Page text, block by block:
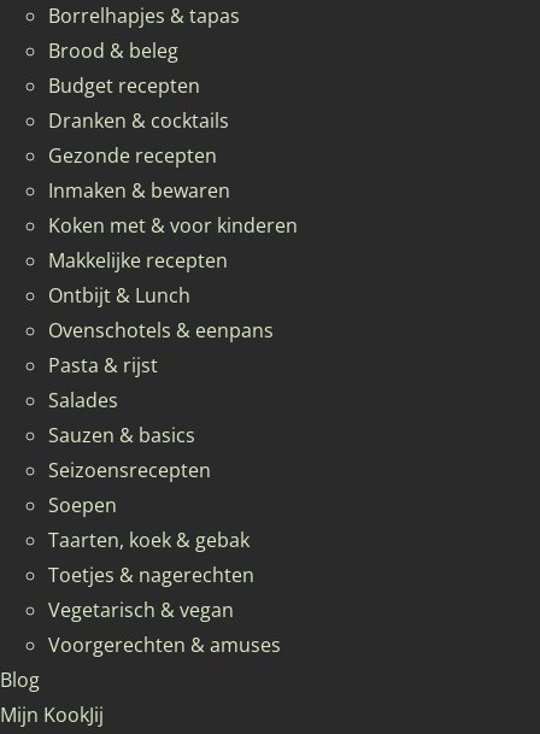
Borrelhapjes & tapas
Brood & beleg
Budget recepten
Dranken & cocktails
Gezonde recepten
Inmaken & bewaren
Koken met & voor kinderen
Makkelijke recepten
Ontbijt & Lunch
Ovenschotels & eenpans
Pasta & rijst
Salades
Sauzen & basics
Seizoensrecepten
Soepen
Taarten, koek & gebak
Toetjes & nagerechten
Vegetarisch & vegan
Voorgerechten & amuses
Blog
Mijn KookJij